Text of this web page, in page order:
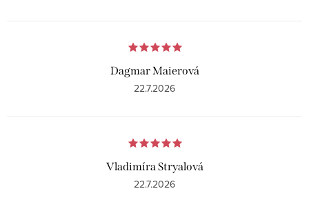
Dagmar Maierová
22.7.2026
Vladimíra Stryalová
22.7.2026